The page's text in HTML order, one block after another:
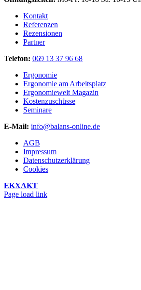
Kontakt
Referenzen
Rezensionen
Partner
Telefon: 069 13 37 96 68
Ergonomie
Ergonomie am Arbeitsplatz
Ergonomiewelt Magazin
Kostenzuschüsse
Seminare
E-Mail: info@balans-online.de
AGB
Impressum
Datenschutzerklärung
Cookies
EKXAKT
Facebook
Instagram
YouTube
Page load link